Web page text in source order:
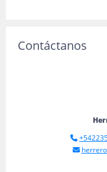
Contáctanos